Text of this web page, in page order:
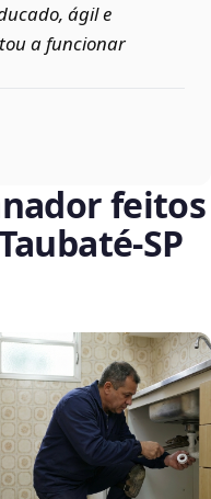
ágil e
a funcionar
feitos